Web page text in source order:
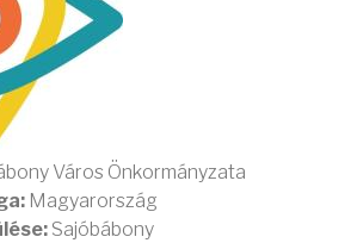
Város Önkormányzata
Magyarország
Sajóbábony